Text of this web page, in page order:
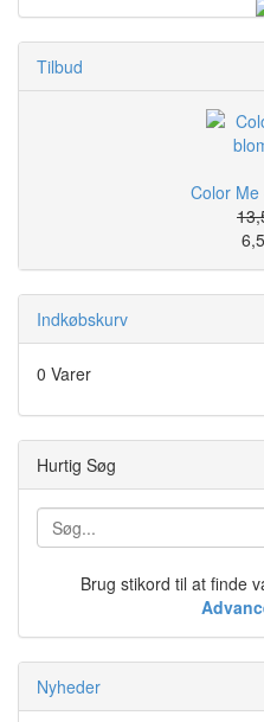
Tilbud
Color
Indkøbskurv
0 Varer
Hurtig Søg
Brug stikord til at finde
Nyheder